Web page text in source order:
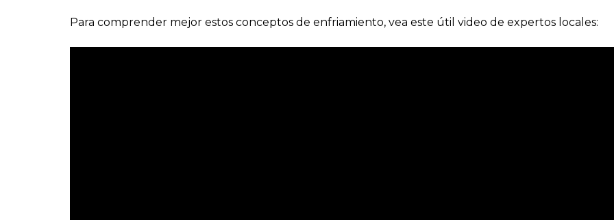
Para comprender mejor estos conceptos de enfriamiento, vea este útil video de expertos locales: